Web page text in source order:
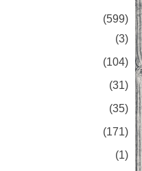
(599)
(3)
(104)
(31)
(35)
(171)
(1)